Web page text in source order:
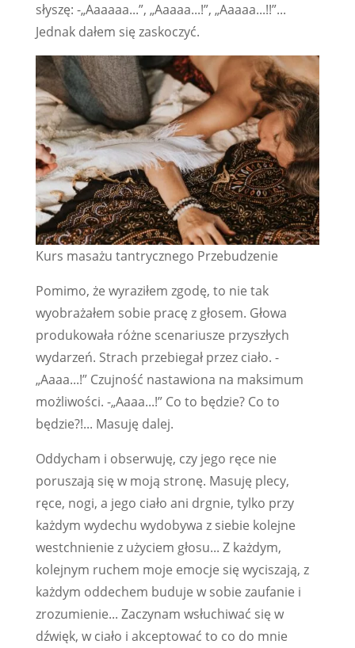
słyszę: -„Aaaaaa...”, „Aaaaa...!”, „Aaaaa...!!”...
Jednak dałem się zaskoczyć.
Kurs masażu tantrycznego Przebudzenie
Pomimo, że wyraziłem zgodę, to nie tak
wyobrażałem sobie pracę z głosem. Głowa
produkowała różne scenariusze przyszłych
wydarzeń. Strach przebiegał przez ciało. -
„Aaaa...!” Czujność nastawiona na maksimum
możliwości. -„Aaaa...!” Co to będzie? Co to
będzie?!... Masuję dalej.
Oddycham i obserwuję, czy jego ręce nie
poruszają się w moją stronę. Masuję plecy,
ręce, nogi, a jego ciało ani drgnie, tylko przy
każdym wydechu wydobywa z siebie kolejne
westchnienie z użyciem głosu... Z każdym,
kolejnym ruchem moje emocje się wyciszają, z
każdym oddechem buduje w sobie zaufanie i
zrozumienie... Zaczynam wsłuchiwać się w
dźwięk, w ciało i akceptować to co do mnie